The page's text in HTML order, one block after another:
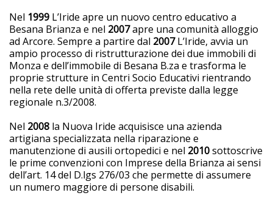
Nel 1999 L’Iride apre un nuovo centro educativo a
Besana Brianza e nel 2007apre una comunità alloggio
ad Arcore. Sempre a partire dal 2007L’Iride, avvia un
ampio processo di ristrutturazione dei due immobili di
Monza e dell’immobile di Besana B.za e trasforma le
proprie strutture in Centri Socio Educativi rientrando
nella rete delle unità di offerta previste dalla legge
regionale n.3/2008.
Nel 2008 la Nuova Iride acquisisce una azienda
artigiana specializzata nella riparazione e
manutenzione di ausili ortopedici e nel 2010sottoscrive
le prime convenzioni con Imprese della Brianza ai sensi
dell’art. 14 del D.lgs 276/03 che permette di assumere
un numero maggiore di persone disabili.